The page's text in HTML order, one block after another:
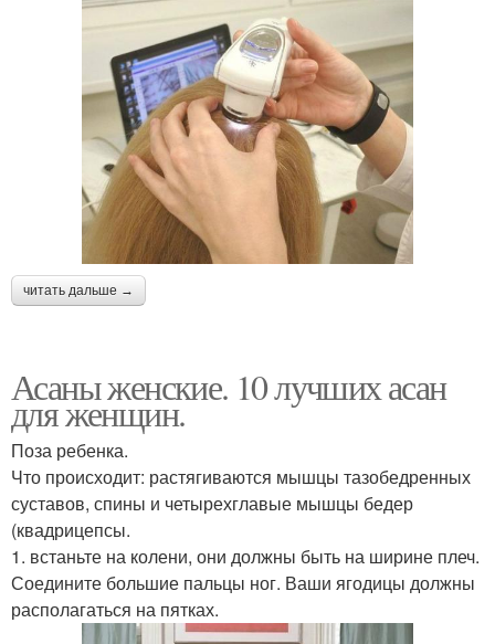
читать дальше →
Асаны женские. 10 лучших асан
для женщин.
Поза ребенка.
Что происходит: растягиваются мышцы тазобедренных
суставов, спины и четырехглавые мышцы бедер
(квадрицепсы.
1. встаньте на колени, они должны быть на ширине плеч.
Соедините большие пальцы ног. Ваши ягодицы должны
располагаться на пятках.